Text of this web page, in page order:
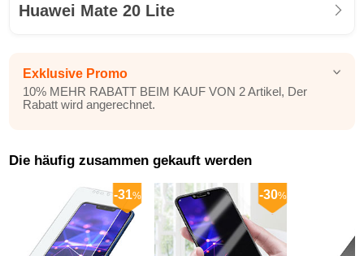
Huawei Mate 20 Lite
Exklusive Promo
10% MEHR RABATT BEIM KAUF VON 2 Artikel, Der
Rabatt wird angerechnet.
Die häufig zusammen gekauft werden
-31% -30%